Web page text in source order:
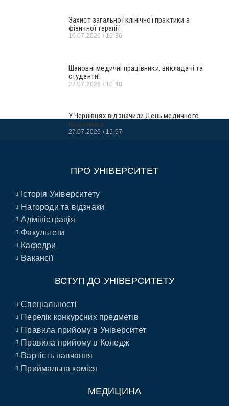
Захист загальної клінічної практики з
фізичної терапії
10.07.2026 16:36
Шановні медичні працівники, викладачі та
студенти!
27.07.2026 10:48
У Чернівцях відзначили День медичного
працівника
27.07.2026 15:57
ПРО УНІВЕРСИТЕТ
Історія Університету
Нагороди та відзнаки
Адміністрація
Факультети
Кафедри
Вакансії
ВСТУП ДО УНІВЕРСИТЕТУ
Спеціальності
Перелік конкурсних предметів
Правила прийому в Університет
Правила прийому в Коледж
Вартість навчання
Приймальна коміся
МЕДИЦИНА